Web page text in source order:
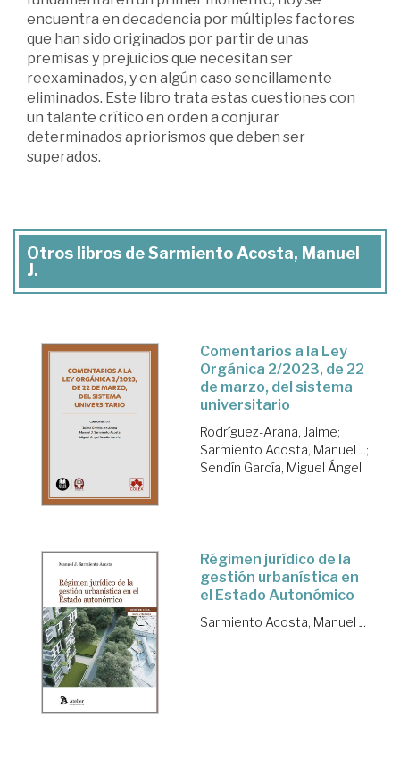
encuentra en decadencia por múltiples factores
que han sido originados por partir de unas
premisas y prejuicios que necesitan ser
reexaminados, y en algún caso sencillamente
eliminados. Este libro trata estas cuestiones con
un talante crítico en orden a conjurar
determinados apriorismos que deben ser
superados.
Otros libros de Sarmiento Acosta, Manuel
J.
Comentarios a la Ley
Orgánica 2/2023, de 22
de marzo, del sistema
universitario
Rodríguez-Arana, Jaime;
Sarmiento Acosta, Manuel J.;
Sendín García, Miguel Ángel
Régimen jurídico de la
gestión urbanística en
el Estado Autonómico
Sarmiento Acosta, Manuel J.